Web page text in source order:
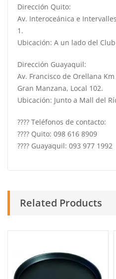
Dirección Quito:
Av. Interoceánica e
1.
Ubicación: A un lado del
Dirección Guayaquil:
Av. Francisco de Orellana
Gran Manzana, Local 102.
Ubicación: Junto a Mall del
???? Teléfonos de contacto:
???? Quito: 098 616 8909
???? Guayaquil: 093 977 1992
Related Products